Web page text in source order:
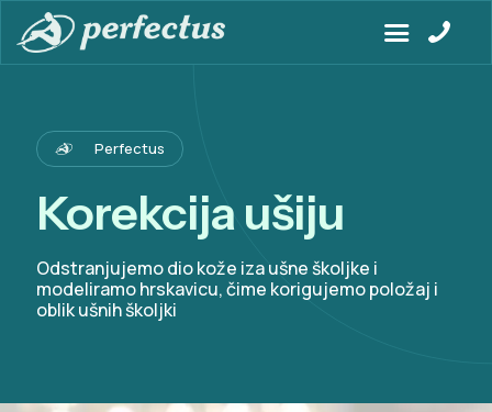
Perfectus
Korekcija ušiju
Odstranjujemo dio kože iza ušne školjke i
modeliramo hrskavicu, čime korigujemo položaj i
oblik ušnih školjki